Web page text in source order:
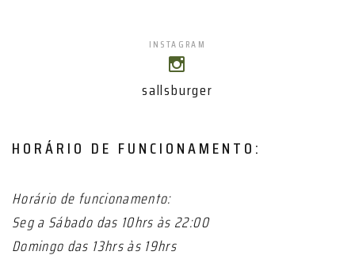
INSTAGRAM
sallsburger
HORÁRIO DE FUNCIONAMENTO:
Horário de funcionamento:
Seg a Sábado das 10hrs às 22:00
Domingo das 13hrs às 19hrs